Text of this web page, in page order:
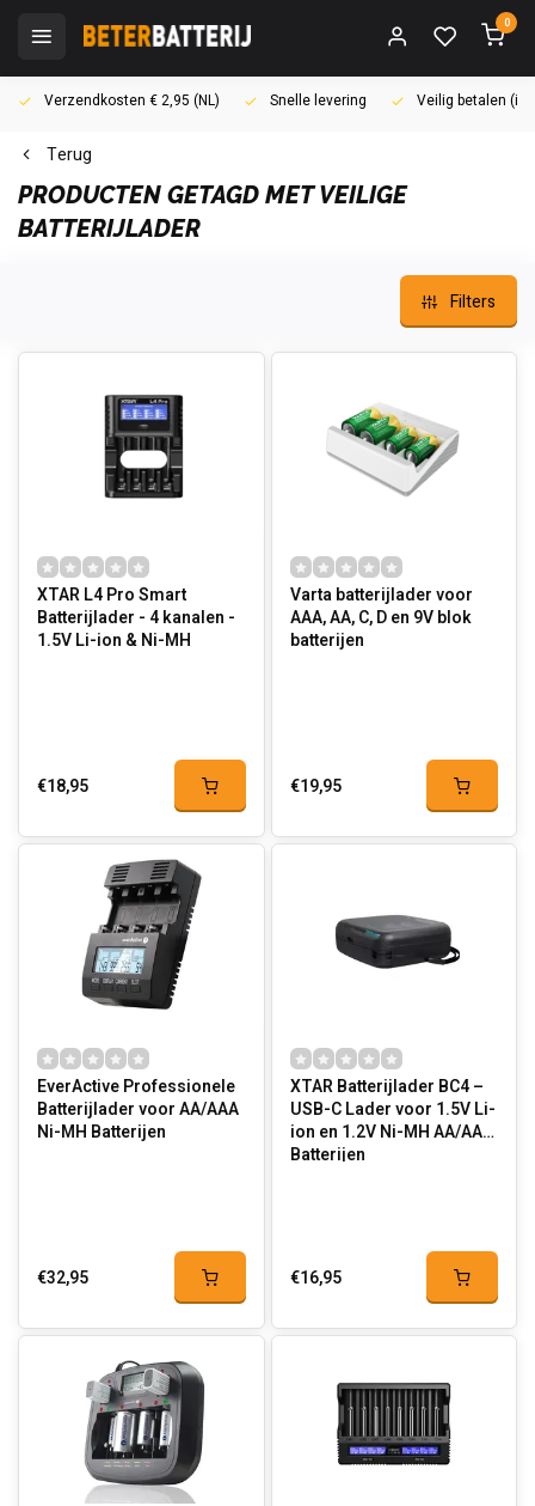
0
Verzendkosten € 2,95 (NL) Snelle levering Veilig betalen
Terug
PRODUCTEN GETAGD MET VEILIGE
BATTERIJLADER
Filters
XTAR L4 Pro Smart
Batterijlader - 4 kanalen -
1.5V Li-ion & Ni-MH
€18,95
Varta batterijlader voor
AAA, AA, C, D en 9V blok
batterijen
€19,95
EverActive Professionele
Batterijlader voor AA/AAA
Ni-MH Batterijen
€32,95
XTAR Batterijlader BC4 –
USB-C Lader voor 1.5V Li-
ion en 1.2V Ni-MH AA/AAA
Batterijen
€16,95